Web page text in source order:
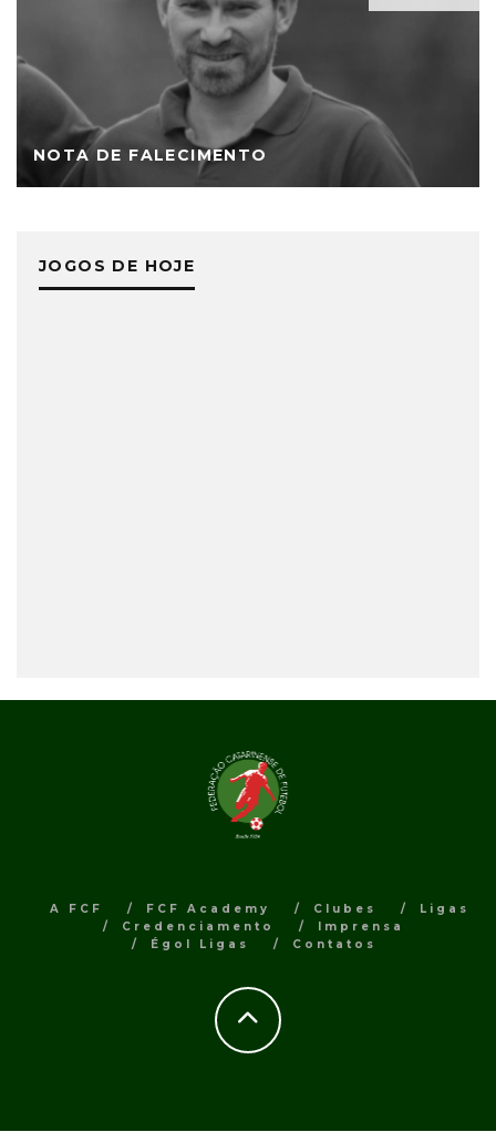
NOTA DE FALECIMENTO
JOGOS DE HOJE
A FCF FCF Academy Clubes
Ligas
Credenciamento
Imprensa
Égol Ligas
Contatos